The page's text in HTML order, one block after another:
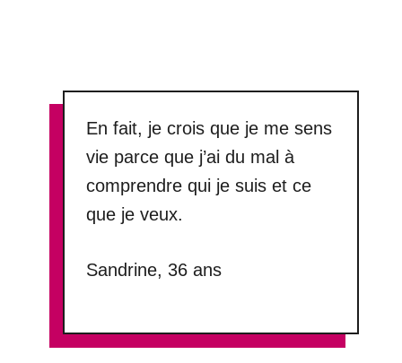
En fait, je crois que je me sens
vie parce que j’ai du mal à
comprendre qui je suis et ce
que je veux.
Sandrine, 36 ans